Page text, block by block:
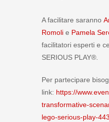
A facilitare saranno
Romoli e Pamela
facilitatori esperti e
SERIOUS PLAY®.
Per partecipare
link: https://
transformative-
lego-serious-play-